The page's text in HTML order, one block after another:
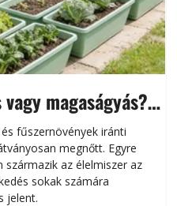
magaságyás?
fűszernövények iránti
megnőtt. Egyre
az élelmiszer az
sokak számára
jelent.